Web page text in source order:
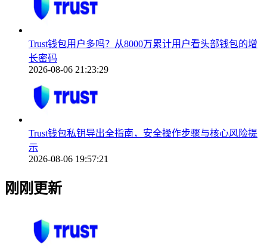
Trust钱包用户多吗？从8000万累计用户看头部钱包的增
长密码
2026-08-06 21:23:29
Trust钱包私钥导出全指南，安全操作步骤与核心风险提
示
2026-08-06 19:57:21
刚刚更新